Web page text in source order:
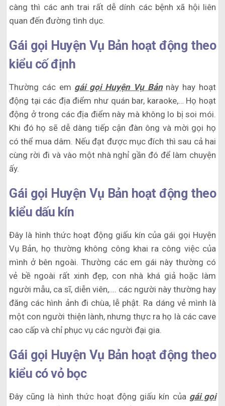
càng thì các anh trai rất dễ dính các bệnh xã hội liên
quan đến đường tình dục.
Gái gọi Huyện Vụ Bản hoạt động theo
kiểu cố định
Thường các em gái gọi Huyện Vụ Bảnnày hay hoạt
động tại các địa điểm như quán bar, karaoke,… Họ hoạt
động ở trong các địa điểm này mà không lo bị soi mói.
Khi đó họ sẽ dễ dàng tiếp cận đàn ông và mời gọi họ
có thể mua dâm. Nếu đạt được mục đích thì sau cả hai
cùng rời đi và vào một nhà nghỉ gần đó để làm chuyện
ấy.
Gái gọi Huyện Vụ Bản hoạt động theo
kiểu dấu kín
Đây là hình thức hoạt động giấu kín của gái gọi Huyện
Vụ Bản, họ thường không công khai ra công việc của
mình ở bên ngoài. Thường các em gái này thường có
vẻ bề ngoài rất xinh đẹp, con nhà khá giả hoặc làm
người mẫu, ca sĩ, diễn viên,…. các người này thường hay
đăng các hình ảnh đi chùa, lễ phật. Ra dáng vẻ mình là
một con người thiện lành, nhưng thực ra họ là các cave
cao cấp và chỉ phục vụ các người đại gia.
Gái gọi Huyện Vụ Bản hoạt động theo
kiểu có vỏ bọc
Đây cũng là hình thức hoạt động giấu kín của gái gọi